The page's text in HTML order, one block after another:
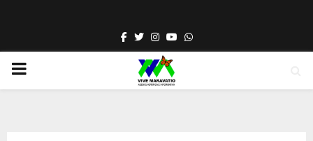
Facebook
TwitterInstagram
YoutubeWhatsapp
PRIMARY